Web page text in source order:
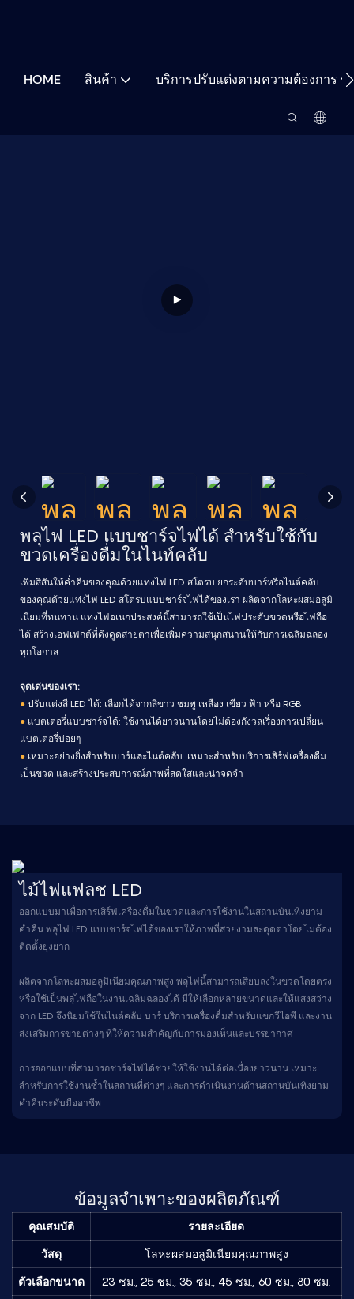
HOME สินค้า บริการปรับแต่งตามความต้องการ
พลุไฟ LED แบบชาร์จไฟได้ สำหรับใช้กับ
ขวดเครื่องดื่มในไนท์คลับ
เพิ่มสีสันให้ค่ำคืนของคุณด้วยแท่งไฟ LED สโตรบ ยกระดับบาร์หรือไนต์คลับ
ของคุณด้วยแท่งไฟ LED สโตรบแบบชาร์จไฟได้ของเรา ผลิตจากโลหะผสมอลูมิ
เนียมที่ทนทาน แท่งไฟอเนกประสงค์นี้สามารถใช้เป็นไฟประดับขวดหรือไฟถือ
ได้ สร้างเอฟเฟกต์ที่ดึงดูดสายตาเพื่อเพิ่มความสนุกสนานให้กับการเฉลิมฉลอง
ทุกโอกาส
จุดเด่นของเรา:
● ปรับแต่งสี LED ได้: เลือกได้จากสีขาว ชมพู เหลือง เขียว ฟ้า หรือ RGB
● แบตเตอรี่แบบชาร์จได้: ใช้งานได้ยาวนานโดยไม่ต้องกังวลเรื่องการเปลี่ยน
แบตเตอรี่บ่อยๆ
● เหมาะอย่างยิ่งสำหรับบาร์และไนต์คลับ: เหมาะสำหรับบริการเสิร์ฟเครื่องดื่ม
เป็นขวด และสร้างประสบการณ์ภาพที่สดใสและน่าจดจำ
ไม้ไฟแฟลช LED
ออกแบบมาเพื่อการเสิร์ฟเครื่องดื่มในขวดและการใช้งานในสถานบันเทิงยาม
ค่ำคืน พลุไฟ LED แบบชาร์จไฟได้ของเราให้ภาพที่สวยงามสะดุดตาโดยไม่ต้อง
ติดตั้งยุ่งยาก
ผลิตจากโลหะผสมอลูมิเนียมคุณภาพสูง พลุไฟนี้สามารถเสียบลงในขวดโดยตรง
หรือใช้เป็นพลุไฟถือในงานเฉลิมฉลองได้ มีให้เลือกหลายขนาดและให้แสงสว่าง
จาก LED จึงนิยมใช้ในไนต์คลับ บาร์ บริการเครื่องดื่มสำหรับแขกวีไอพี และงาน
ส่งเสริมการขายต่างๆ ที่ให้ความสำคัญกับการมองเห็นและบรรยากาศ
การออกแบบที่สามารถชาร์จไฟได้ช่วยให้ใช้งานได้ต่อเนื่องยาวนาน เหมาะ
สำหรับการใช้งานซ้ำในสถานที่ต่างๆ และการดำเนินงานด้านสถานบันเทิงยาม
ค่ำคืนระดับมืออาชีพ
ข้อมูลจำเพาะของผลิตภัณฑ์
คุณสมบัติ รายละเอียด
วัสดุ โลหะผสมอลูมิเนียมคุณภาพสูง
ตัวเลือกขนาด 23 ซม., 25 ซม., 35 ซม., 45 ซม., 60 ซม., 80 ซม.